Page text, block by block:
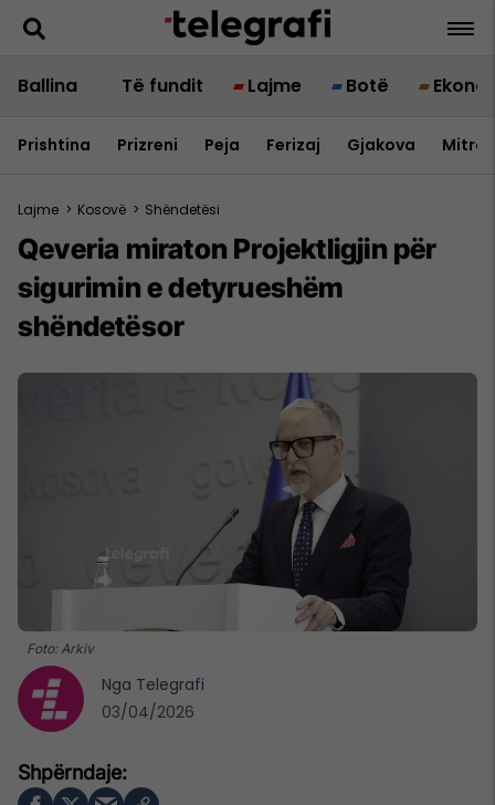
Ballina Të fundit Lajme Botë
Prishtina Prizreni Peja Ferizaj Gjakova
Lajme > Kosovë > Shëndetësi
Qeveria miraton Projektligjin për
sigurimin e detyrueshëm
shëndetësor
Foto: Arkiv
Nga Telegrafi
03/04/2026